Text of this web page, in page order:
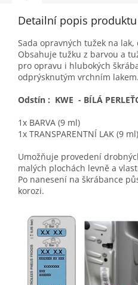
Detailní popis produktu
Sada opravných tužek na
Obsahuje tužku z barvou a
pro opravu i hlubokých
odprýsknutým vrchním lakem.
Odstín : KWE - BÍLÁ
1x BARVA (9 ml)
1x TRANSPARENTNÍ LAK (9 ml)
Umožňuje provedení
malých plochách levně a
Po nanesení na škrábance
korozi.